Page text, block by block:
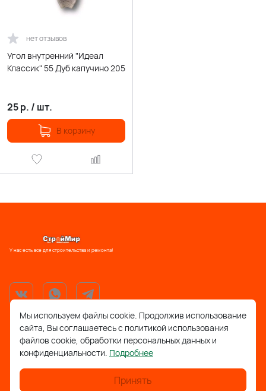
нет отзывов
Угол внутренний "Идеал
Классик" 55 Дуб капучино 205
25р. / шт.
В корзину
У нас есть все для строительства и ремонта!
support@stroymir48.ru
Липецкая обл., г. Грязи, ул. 30 лет Победы, 52, ТРЦ
Мы используем файлы cookie. Продолжив использование
сайта, Вы соглашаетесь с политикой использования
файлов cookie, обработки персональных данных и
конфиденциальности. Подробнее
Принять